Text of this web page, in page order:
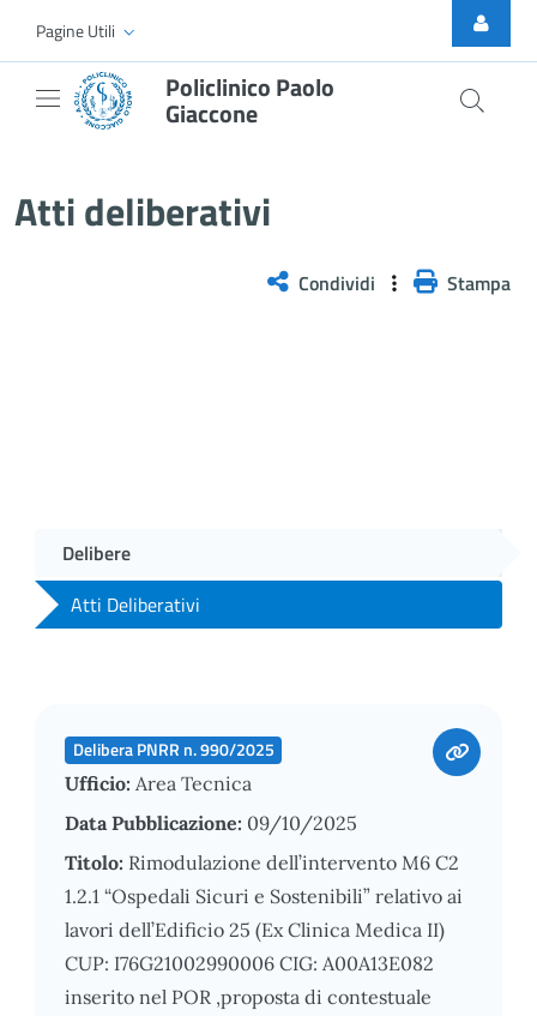
Skip to Main Content
Pagine Utili
Policlinico Paolo
Giaccone
Atti deliberativi
Condividi Stampa
Delibere
Atti Deliberativi
Delibera PNRR n. 990/2025
Ufficio: Area Tecnica
Data Pubblicazione: 09/10/2025
Titolo: Rimodulazione dell’intervento M6 C2
1.2.1 “Ospedali Sicuri e Sostenibili” relativo ai
lavori dell’Edificio 25 (Ex Clinica Medica II)
CUP: I76G21002990006 CIG: A00A13E082
inserito nel POR ,proposta di contestuale